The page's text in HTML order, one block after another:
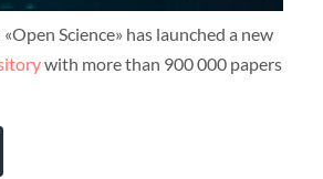
Science» has launched a new
with more than 900 000 papers